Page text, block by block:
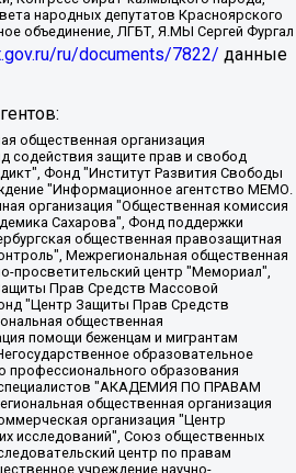
народных депутатов Красноярского
объединение, ЛГБТ, Я.МЫ Сергей Фургал
ru/documents/7822/ данные
"ЗП", Иванова София Юрьевна, Карезина Инна Павловна, Кильтау Екатерина Викторовна, Петров Алексей Викторович, Пискунов Сергей Евгеньевич, Смирнов Сергей Сергеевич, Тихонов Михаил Сергеевич, Общество с ограниченной ответственностью "ЖУРНАЛИСТ-ИНОСТРАННЫЙ АГЕНТ", Арапова Галина Юрьевна, Вольтская Татьяна Анатольевна, Американская компания "Mason G.E.S. Anonymous Foundation" (США), являющаяся владельцем интернет-издания https://mnews.world/, Компания "Stichting Bellingcat", зарегистрированная в Нидерландах (дата регистрации 11.07.2018), Захаров Андрей Вячеславович, Клепиковская Екатерина Дмитриевна, Общество с ограниченной ответственностью "МЕМО", Перл Роман Александрович, Симонов Евгений Алексеевич, Соловьева Елена Анатольевна, Сотников Даниил Владимирович, Сурначева Елизавета Дмитриевна, Автономная некоммерческая организация по защите прав человека и информированию населения "Якутия – Наше Мнение", Общество с ограниченной ответственностью "Москоу диджитал медиа", с 26.01.2023 Общество с ограниченной ответственностью "Чайка Белые сады", Ветошкина Валерия Валерьевна, Заговора Максим Александрович, Межрегиональное общественное движение "Российская ЛГБТ - сеть", Оленичев Максим Владимирович, Павлов Иван Юрьевич, Скворцова Елена Сергеевна, Общество с ограниченной ответственностью "Как бы инагент", Кочетков Игорь Викторович, Общество с ограниченной ответственностью "Честные выборы", Еланчик Олег Александрович, Общество с ограниченной ответственностью "Нобелевский призыв", Гималова Регина Эмилевна, Григорьев Андрей Валерьевич, Григорьева Алина Александровна, Ассоциация по содействию защите прав призывников, альтернативнослужащих и военнослужащих "Правозащитная группа "Гражданин.Армия.Право", Хисамова Регина Фаритовна, Автономная некоммерческая организация по реализации социально-правовых программ "Лилит", Дальневосточное общественное движение "Маяк", Санкт-Петербургская ЛГБТ-инициативная группа "Выход", Инициативная группа ЛГБТ+ "Реверс", Алексеев Андрей Викторович, Бекбулатова Таисия Львовна, Беляев Иван Михайлович, Владыкина Елена Сергеевна, Гельман Марат Александрович, Никульшина Вероника Юрьевна, Толоконникова Надежда Андреевна, Шендерович Виктор Анатольевич, Общество с ограниченной ответственностью "Данное сообщение", Общество с ограниченной ответственностью Издательский дом "Новая глава", Айнбиндер Александра Александровна, Московский комьюнити-центр для ЛГБТ+инициатив, Благотворительный фонд развития филантропии, Deutsche Welle (Германия, Kurt-Schumacher-Strasse 3, 53113 Bonn), Борзунова Мария Михайловна, Воробьев Виктор Викторович, Голубева Анна Львовна, Константинова Алла Михайловна, Малкова Ирина Владимировна, Мурадов Мурад Абдулгалимович, Осетинская Елизавета Николаевна, Понасенков Евгений Николаевич, Ганапольский Матвей Юрьевич, Киселев Евгений Алексеевич, Борухович Ирина Григорьевна, Дремин Иван Тимофеевич, Дубровский Дмитрий Викторович, Красноярская региональная общественная организация поддержки и развития альтернативных образовательных технологий и межкультурных коммуникаций "ИНТЕРРА", Маяковская Екатерина Алексеевна, Фейгин Марк Захарович, Филимонов Андрей Викторович, Дзугкоева Регина Николаевна, Доброхотов Роман Александрович, Дудь Юрий Александрович, Елкин Сергей Владимирович, Кругликов Кирилл Игоревич, Сабунаева Мария Леонидовна, Семенов Алексей Владимирович, Шаинян Карен Багратович, Шульман Екатерина Михайловна, Асафьев Артур Валерьевич, Вахштайн Виктор Семенович, Венедиктов Алексей Алексеевич, Лушникова Екатерина Евгеньевна, Волков Леонид Михайлович, Невзоров Александр Глебович, Пархоменко Сергей Борисович, Сироткин Ярослав Николаевич, Кара-Мурза Владимир Владимирович, Баранова Наталья Владимировна, Гозман Леонид Яковлевич, Кагарлицкий Борис Юльевич, Климарев Михаил Валерьевич, Милов Владимир Станиславович, Автономная некоммерческая организация Краснодарский центр современного искусства "Типография", Моргенштерн Алишер Тагирович, Соболь Любовь Эдуардовна, Общество с ограниченной ответственностью "ЛИЗА НОРМ", Каспаров Гарри Кимович, Ходорковский Михаил Борисович, Общество с ограниченной ответственностью "Апрельские тезисы", Данилович Ирина Брониславовна, Кашин Олег Владимирович, Петров Николай Владимирович, Пивоваров Алексей Владимирович, Соколов Михаил Владимирович, Цветкова Юлия Владимировна, Чичваркин Евгений Александрович, Комитет против пыток/Команда против пыток, Общество с ограниченной ответственностью "Первый научный", Общество с ограниченной ответственностью "Вертолет и ко", Белоцерковская Вероника Борисовна, Кац Максим Евгеньевич, Лазарева Татьяна Юрьевна, Шаведдинов Руслан Табризович, Яшин Илья Валерьевич, Общество с ограниченной ответственностью "Иноагент ААВ", Алешковский Дмитрий Петрович, Альбац Евгения Марковна, Быков Дмитрий Львович, Галямина Юлия Евгеньевна, Лойко Сергей Леонидович, Мартынов Кирилл Константинович, Медведев Сергей Александрович, Крашенинников Федор Геннадиевич, Гордеева Катерина Вл